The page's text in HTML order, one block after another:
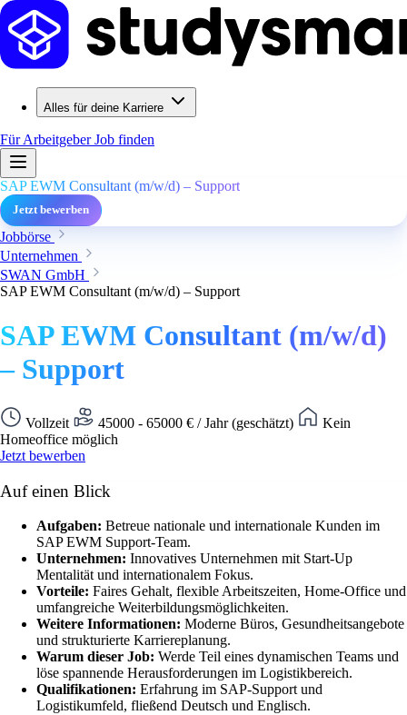
Alles für deine Karriere
Für ArbeitgeberJob finden
SAP EWM Consultant (m/w/d) – Support
Jetzt bewerben
Jobbörse
Unternehmen
SWAN GmbH
SAP EWM Consultant (m/w/d) – Support
SAP EWM Consultant (m/w/d)
– Support
Vollzeit 45000 - 65000 € / Jahr (geschätzt)
Kein
Homeoffice möglich
Jetzt bewerben
Auf einen Blick
Aufgaben: Betreue nationale und internationale Kunden im
SAP EWM Support-Team.
Unternehmen: Innovatives Unternehmen mit Start-Up
Mentalität und internationalem Fokus.
Vorteile: Faires Gehalt, flexible Arbeitszeiten, Home-Office und
umfangreiche Weiterbildungsmöglichkeiten.
Weitere Informationen: Moderne Büros, Gesundheitsangebote
und strukturierte Karriereplanung.
Warum dieser Job: Werde Teil eines dynamischen Teams und
löse spannende Herausforderungen im Logistikbereich.
Qualifikationen: Erfahrung im SAP-Support und
Logistikumfeld, fließend Deutsch und Englisch.